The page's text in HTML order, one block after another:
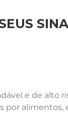
e de alto
por alimentos,